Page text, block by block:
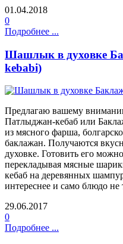
01.04.2018
0
Подробнее ...
Шашлык в духовке
kebabi)
Предлагаю вашему
Патлыджан-кебаб или
из мясного фарша,
баклажан. Получаются
духовке. Готовить его
перекладывая мясные
кебаб на деревянных
интереснее и само блюдо не
29.06.2017
0
Подробнее ...